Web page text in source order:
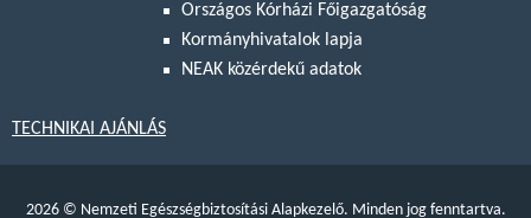
Országos Kórházi Főigazgatóság
Kormányhivatalok lapja
NEAK közérdekű adatok
TECHNIKAI AJÁNLÁS
2026 © Nemzeti Egészségbiztosítási Alapkezelő. Minden jog fenntartva.